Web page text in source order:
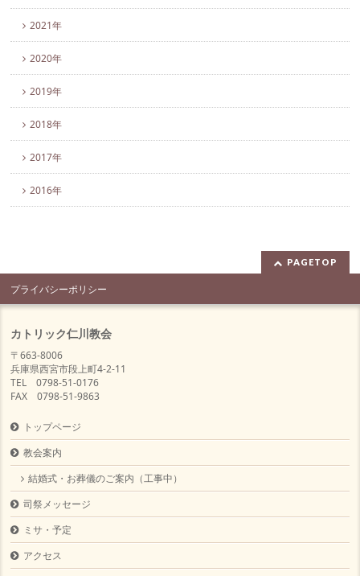
2021年
2020年
2019年
2018年
2017年
2016年
PAGETOP
プライバシーポリシー
カトリック仁川教会
〒663-8006
兵庫県西宮市段上町4-2-11
TEL 0798-51-0176
FAX 0798-51-9863
トップページ
教会案内
結婚式・お葬儀のご案内（工事中）
司祭メッセージ
ミサ・予定
アクセス